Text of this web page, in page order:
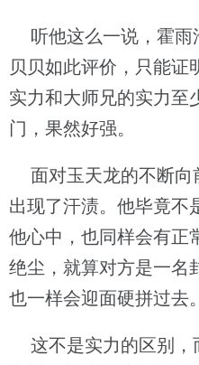
听他这么一说，霍雨
贝贝如此评价，只能
实力和大师兄的实力至
门，果然好强。
面对玉天龙的不断向
出现了汗渍。他毕竟不
他心中，也同样会有正
绝尘，就算对方是一名
也一样会迎面硬拼过去。
这不是实力的区别，